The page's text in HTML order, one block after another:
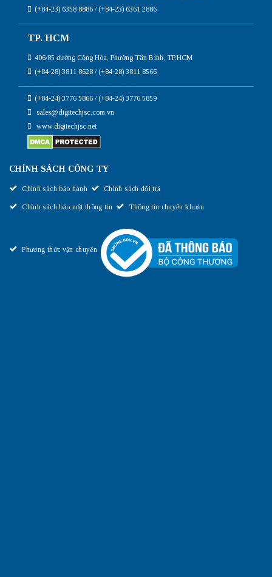
(+84-23) 6358 8886 / (+84-23) 6361 2886
TP. HCM
406/85 đường Cộng Hòa, Phường Tân Bình, TP.HCM
(+84-28) 3811 8628 / (+84-28) 3811 8566
(+84-24) 3776 5866 / (+84-24) 3776 5859
sales@digitechjsc.com.vn
www.digitechjsc.net
CHÍNH SÁCH CÔNG TY
Chính sách bảo hành Chính sách đổi trả
Chính sách bảo mật thông tin Thông tin chuyển khoản
Phương thức vận chuyển